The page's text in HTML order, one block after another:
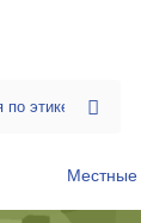
Местные